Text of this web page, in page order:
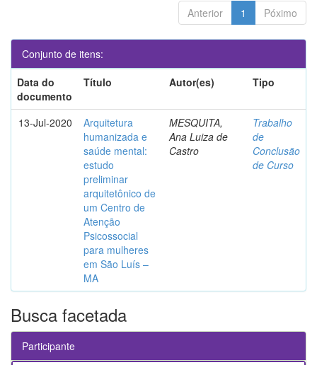
Anterior 1 Póximo
Conjunto de itens:
Data do
documento
Título Autor(es) Tipo
13-Jul-2020
Arquitetura
humanizada e
saúde mental:
estudo
preliminar
arquitetônico de
um Centro de
Atenção
Psicossocial
para mulheres
em São Luís –
MA
MESQUITA,
Ana Luiza de
Castro
Trabalho
de
Conclusão
de Curso
Busca facetada
Participante